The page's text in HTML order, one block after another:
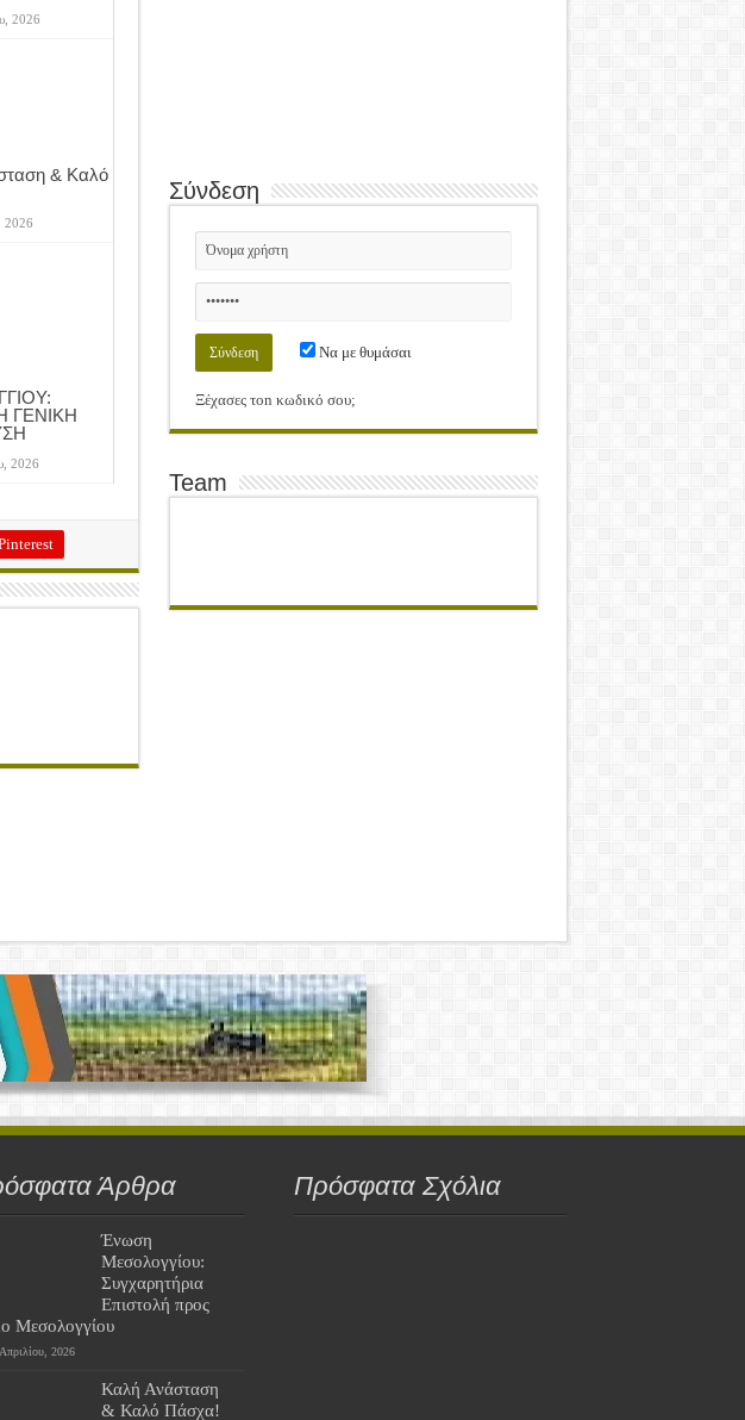
2026
& Καλό
2026
ΓΕΝΙΚΗ
2026
Σύνδεση
Να με θυμάσαι
Ξέχασες τοn κωδικό σου;
Team
Άρθρα
Ένωση
Μεσολογγίου:
Συγχαρητήρια
Επιστολή προς
Μεσολογγίου
2026
Καλή Ανάσταση
& Καλό Πάσχα!
Πρόσφατα Σχόλια